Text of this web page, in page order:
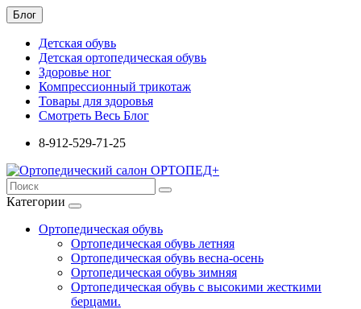
Блог
Детская обувь
Детская ортопедическая обувь
Здоровье ног
Компрессионный трикотаж
Товары для здоровья
Смотреть Весь Блог
8-912-529-71-25
Категории
Ортопедическая обувь
Ортопедическая обувь летняя
Ортопедическая обувь весна-осень
Ортопедическая обувь зимняя
Ортопедическая обувь с высокими жесткими
берцами.